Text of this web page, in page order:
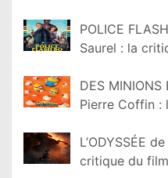
POLICE
Saurel : la
DES MINIONS
Pierre Coffin :
L’ODYSSÉE
critique du film